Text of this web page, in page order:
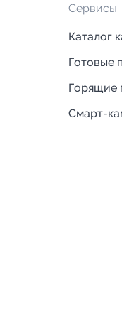
Сервисы
Каталог
Готовые
Горящие
Смарт-